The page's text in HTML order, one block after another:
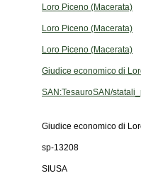
Loro Piceno (Macerata)
Loro Piceno (Macerata)
Loro Piceno (Macerata)
Giudice economico di
SAN:TesauroSAN/
Giudice economico di
sp-13208
SIUSA